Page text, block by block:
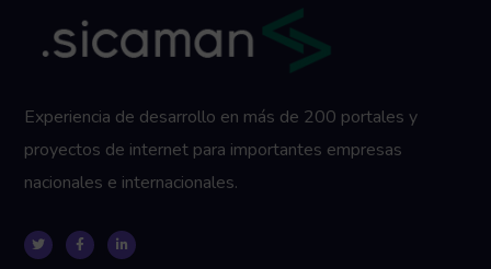
Experiencia de desarrollo en más de 200 portales y
proyectos de internet para importantes empresas
nacionales e internacionales.